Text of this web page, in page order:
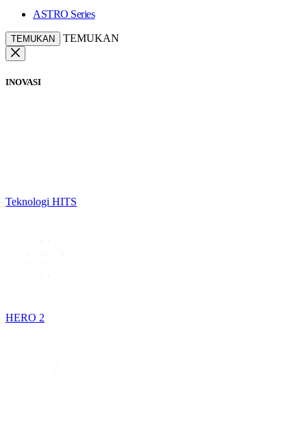
ASTRO Series
TEMUKAN TEMUKAN
INOVASI
Teknologi HITS
HERO 2